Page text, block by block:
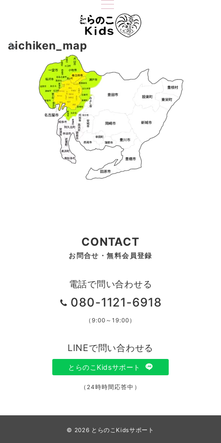
aichiken_map
CONTACT
お問合せ・無料会員登録
電話で問い合わせる
080-1121-6918
（9:00～19:00）
LINEで問い合わせる
とらのこKidsサポート
（24時時間応答中）
© 2026 とらのこKidsサポート